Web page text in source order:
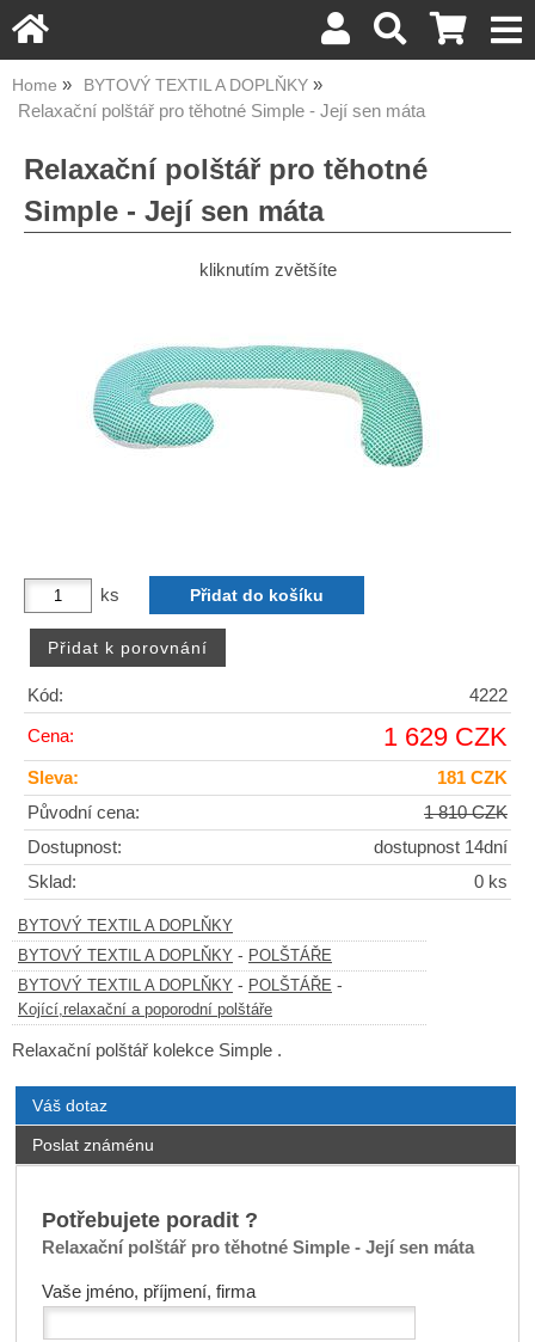
Home BYTOVÝ TEXTIL A DOPLŇKY
Relaxační polštář pro těhotné Simple - Její sen máta
Relaxační polštář pro těhotné
Simple - Její sen máta
kliknutím zvětšíte
ks
Kód: 4222
Cena: 1 629 CZK
Sleva:
181 CZK
Původní cena:
1 810 CZK
Dostupnost:
dostupnost 14dní
Sklad:
0 ks
BYTOVÝ TEXTIL A DOPLŇKY
BYTOVÝ TEXTIL A DOPLŇKY - POLŠTÁŘE
BYTOVÝ TEXTIL A DOPLŇKY - POLŠTÁŘE -
Kojící,relaxační a poporodní polštáře
Relaxační polštář kolekce Simple .
Váš dotaz
Poslat známénu
Potřebujete poradit ?
Relaxační polštář pro těhotné Simple - Její sen máta
Vaše jméno, příjmení, firma